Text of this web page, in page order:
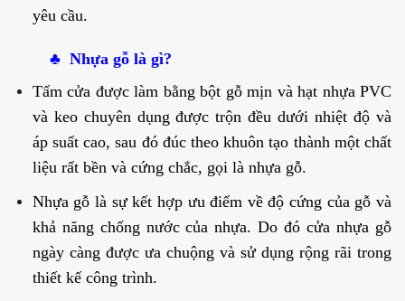
yêu cầu.
♣ Nhựa gỗ là gì?
Tấm cửa được làm bằng bột gỗ mịn và hạt nhựa PVC
và keo chuyên dụng được trộn đều dưới nhiệt độ và
áp suất cao, sau đó đúc theo khuôn tạo thành một chất
liệu rất bền và cứng chắc, gọi là nhựa gỗ.
Nhựa gỗ là sự kết hợp ưu điểm về độ cứng của gỗ và
khả năng chống nước của nhựa. Do đó cửa nhựa gỗ
ngày càng được ưa chuộng và sử dụng rộng rãi trong
thiết kế công trình.